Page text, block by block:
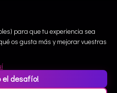
para que tu experiencia sea
os gusta más y mejorar vuestras
el desafío!